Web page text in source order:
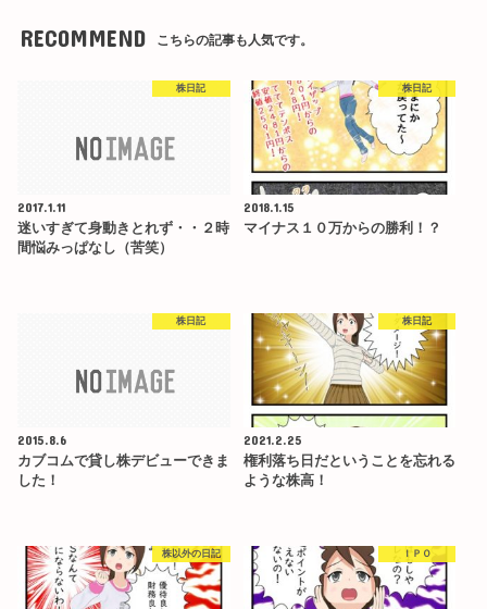
RECOMMEND こちらの記事も人気です。
株日記
2017.1.11
迷いすぎて身動きとれず・・２時
間悩みっぱなし（苦笑）
株日記
2018.1.15
マイナス１０万からの勝利！？
株日記
2015.8.6
カブコムで貸し株デビューできま
した！
株日記
2021.2.25
権利落ち日だということを忘れる
ような株高！
株以外の日記 ＩＰＯ